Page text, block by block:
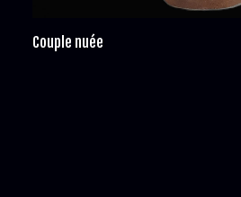
Couple nuée